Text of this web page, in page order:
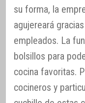
su forma, la
agujereará
empleados. La
bolsillos para
cocina favoritas.
cocineros y